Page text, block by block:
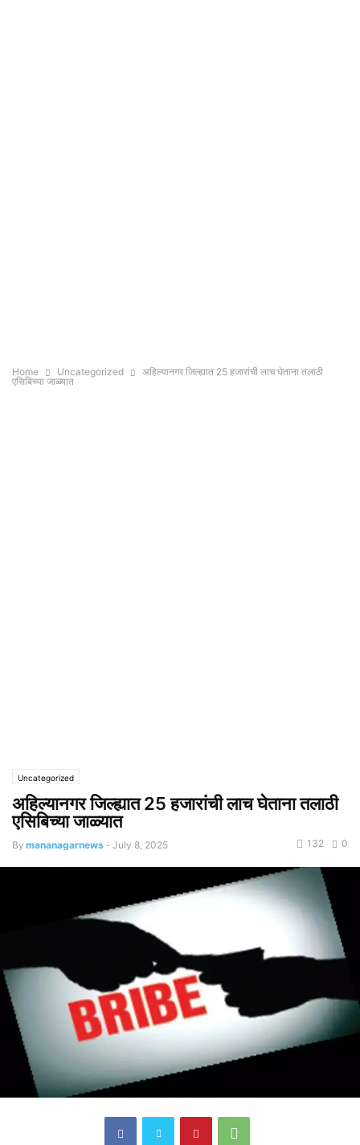
Home Uncategorized
अहिल्यानगर जिल्ह्यात 25 हजारांची लाच घेताना तलाठी
एसिबिच्या जाळ्यात
Uncategorized
अहिल्यानगर जिल्ह्यात 25 हजारांची लाच घेताना तलाठी
एसिबिच्या जाळ्यात
By mananagarnews - July 8, 2025 0
132